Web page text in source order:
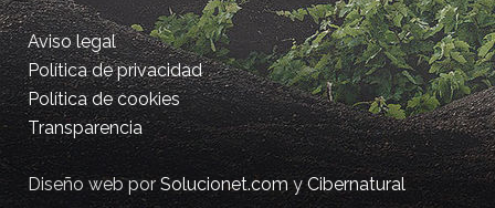
Aviso legal
Política de privacidad
Política de cookies
Transparencia
Diseño web porSolucionet.comyCibernatural